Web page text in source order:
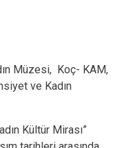
Müzesi, Koç- KAM,
ve Kadın
Kültür Mirası”